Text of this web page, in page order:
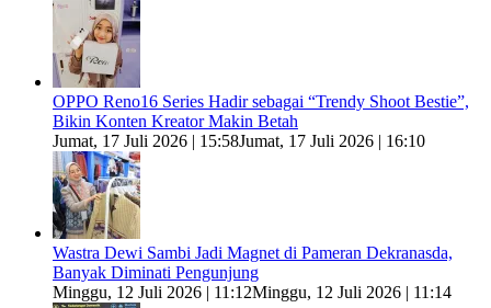
OPPO Reno16 Series Hadir sebagai “Trendy Shoot Bestie”,
Bikin Konten Kreator Makin Betah
Jumat, 17 Juli 2026 | 15:58Jumat, 17 Juli 2026 | 16:10
Wastra Dewi Sambi Jadi Magnet di Pameran Dekranasda,
Banyak Diminati Pengunjung
Minggu, 12 Juli 2026 | 11:12Minggu, 12 Juli 2026 | 11:14